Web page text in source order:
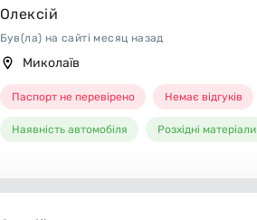
Олексій
Був(ла) на сайті месяц назад
Миколаїв
Паспорт не перевірено Немає відгуків
Наявність автомобіля Розхідні матеріали